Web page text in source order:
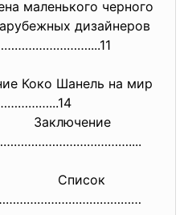
маленького черного
дизайнеров
Шанель на мир